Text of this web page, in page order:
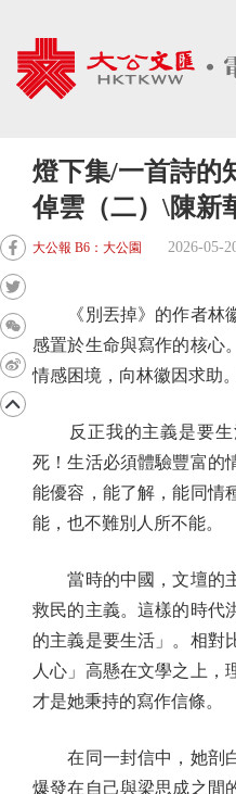
燈下集/一首詩的
倬雲（二）\陳新
大公報 B6：大公園 2026-05-
《別丟掉》的作者林徽
感置於生命與寫作的核心
情感困境，向林徽因求助
反正我的主義是要生
死！生活必須體驗豐富的
能優容，能了解，能同情
能，也不難別人所不能。
當時的中國，文壇的主
救民的主義。這樣的時
的主義是要生活」。相對
人心」高懸在文學之上，
才是她秉持的寫作信條。
在同一封信中，她剖白
爆發在自己與梁思成之間